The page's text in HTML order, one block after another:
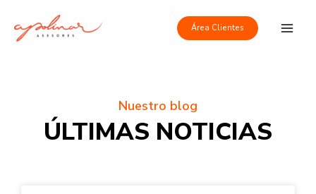
contenido
Área Clientes
Nuestro blog
ÚLTIMAS NOTICIAS